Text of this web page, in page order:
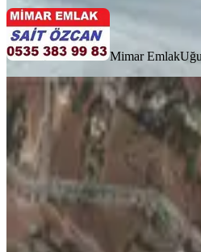
Mimar Emlak
Gürpınar
Uygun Kiralık
Beylikdüzü,
15/m²
50.000 ₺